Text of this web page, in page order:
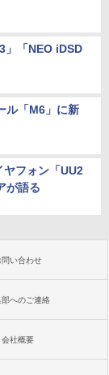
「NEO iDSD
ル「M6」に新
ヤフォン「UU2
が語る
問い合わせ
部へのご連絡
会社概要